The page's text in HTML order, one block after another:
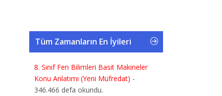
Tüm Zamanların En İyileri
8. Sınıf Fen Bilimleri Basit Makineler
Konu Anlatımı (Yeni Müfredat) -
346.466 defa okundu.